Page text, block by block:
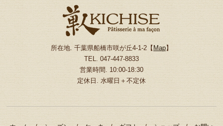
所在地. 千葉県船橋市咲が丘4-1-2【 Map】
TEL. 047-447-8833
営業時間. 10:00-18:30
定休日. 水曜日＋不定休